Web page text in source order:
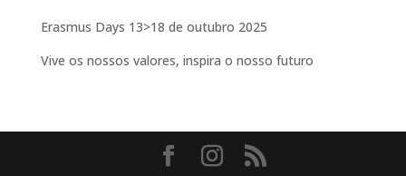
Erasmus Days 13>18 de outubro 2025
Vive os nossos valores, inspira o nosso futuro